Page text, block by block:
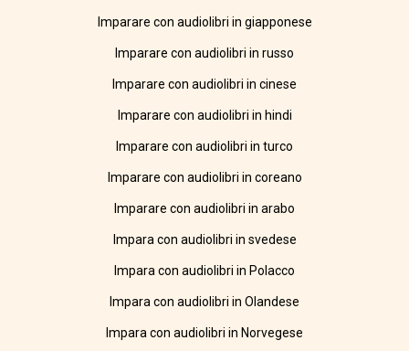
Imparare con audiolibri in giapponese
Imparare con audiolibri in russo
Imparare con audiolibri in cinese
Imparare con audiolibri in hindi
Imparare con audiolibri in turco
Imparare con audiolibri in coreano
Imparare con audiolibri in arabo
Impara con audiolibri in svedese
Impara con audiolibri in Polacco
Impara con audiolibri in Olandese
Impara con audiolibri in Norvegese